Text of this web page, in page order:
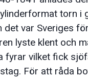
torn i
det var Sveriges
lyste klent och
fyrar vilket fick
För att råda